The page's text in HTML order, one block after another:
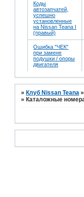
Коды
автозапчатей,
успешно
установленные
на Nissan Teana I
(правый)
Ошибка "ЧЕК"
при замене
подушки / опоры
двигателя
» Клуб Nissan Teana »
» Каталожные